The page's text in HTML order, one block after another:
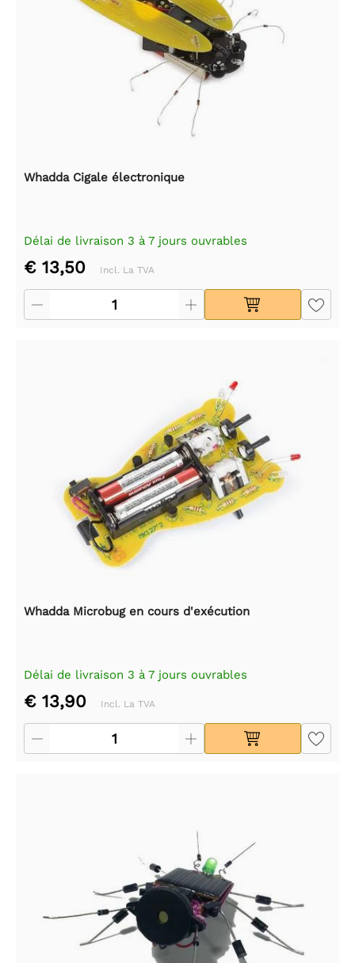
Whadda Cigale électronique
Délai de livraison 3 à 7 jours ouvrables
€ 13,50 Incl. La TVA
Whadda Microbug en cours d'exécution
Délai de livraison 3 à 7 jours ouvrables
€ 13,90 Incl. La TVA